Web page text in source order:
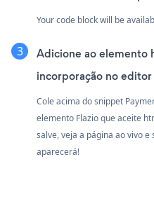
Your code block will be
Adicione ao elemento
incorporação no editor
Cole acima do snippet
elemento Flazio que aceite
salve, veja a página ao vivo
aparecerá!